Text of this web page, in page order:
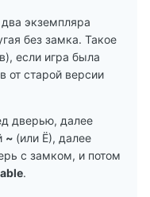
экземпляра
без замка. Такое
если игра была
от старой версии
дверью, далее
~ (или Ё), далее
с замком, и потом
.